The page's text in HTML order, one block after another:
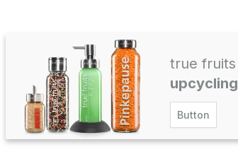
true fruits
upcycling
Button